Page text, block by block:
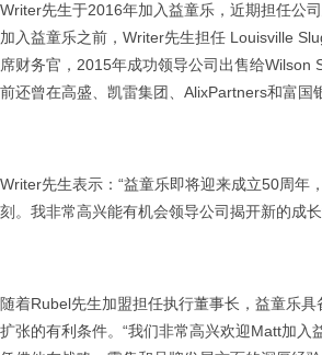
Writer先生于2016年加入益童乐，近期担任公
加入益童乐之前，Writer先生担任 Louisville
席财务官，2015年成功领导公司出售给Wilson
前还曾在高盛、凯雷集团、AlixPartners和富国
Writer先生表示：“益童乐即将迎来成立50周年
刻。我非常高兴能有机会领导公司揭开新的成
随着Rubel先生加盟担任执行董事长，益童乐
扩张的有利条件。“我们非常高兴欢迎Matt加入